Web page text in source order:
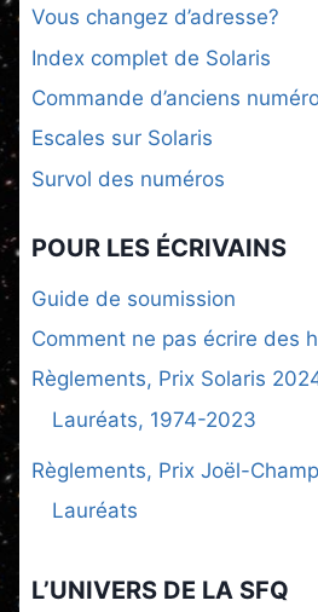
Vous changez d’adresse?
Index complet de Solaris
Commande d’anciens
Escales sur Solaris
Survol des numéros
POUR LES ÉCRIVAINS
Guide de soumission
Comment ne pas écrire des
Règlements, Prix Solaris
Lauréats, 1974-2023
Règlements, Prix Joël-
Lauréats
L’UNIVERS DE LA SFQ